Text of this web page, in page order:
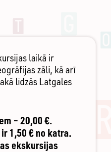
laikā ir
zāli, kā arī
līdzās Latgales
– 20,00 €.
1,50 € no katra.
ekskursijas